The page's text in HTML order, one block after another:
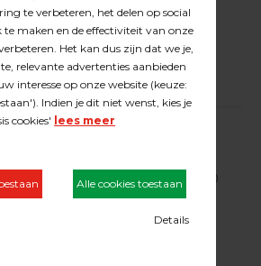
te zien.
Clipper
voor de Festool CS 70
voor het zagen laminaat,